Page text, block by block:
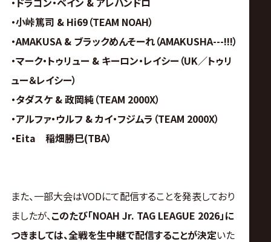
・小峠篤司 & Hi69（TEAM NOAH）
・AMAKUSA & ブラックめんそーれ（AMAKUSHA---!!!）
・マーク・トゥリュー & キーロン・レイシー（UK／トゥリ
ュー＆レイシー）
・タダスケ & 政岡純（TEAM 2000X）
・アルファ・ウルフ & カイ・フジムラ（TEAM 2000X）
・Eita 稲畑勝巳(TBA）
また、一部大会はVODにて配信することを発表しており
ましたが、このたび「NOAH Jr. TAG LEAGUE 2026」に
つきましては、全戦を生中継で配信することが決定いた